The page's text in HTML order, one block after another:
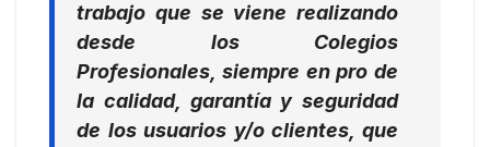
trabajo que se viene realizando
desde los Colegios
Profesionales, siempre en pro de
la calidad, garantía y seguridad
de los usuarios y/o clientes, que